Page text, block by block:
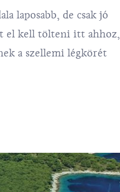
laposabb, de csak jó
el kell tölteni itt ahhoz,
a szellemi légkörét